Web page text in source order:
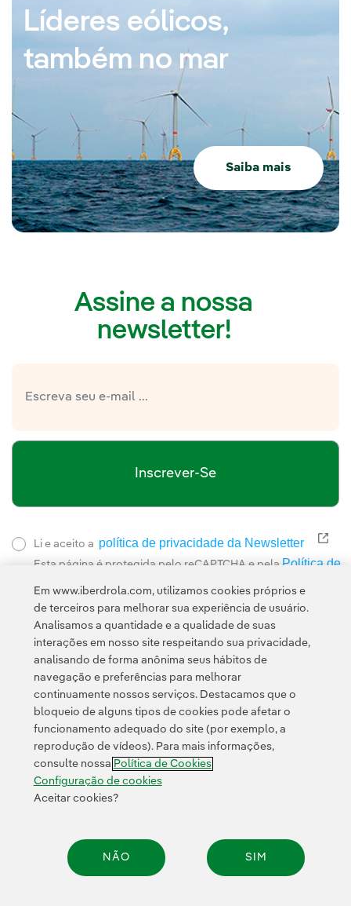
Líderes eólicos,
também no mar
Saiba mais
Assine a nossa
newsletter!
Inscrever-Se
Li e aceito a política de privacidade da Newsletter Link
Esta página é protegida pelo reCAPTCHA e pela Política de
e pela
Contato Clientes Política de Privacidade Informação legal
Transparência no uso da IA Política de cookies Configuração de cookies
Acessibilidade Canal de denúncias
© 2026 Iberdrola, S.A. Todos os direitos reservados.
Em www.iberdrola.com, utilizamos cookies próprios e
de terceiros para melhorar sua experiência de usuário.
Analisamos a quantidade e a qualidade de suas
interações em nosso site respeitando sua privacidade,
analisando de forma anônima seus hábitos de
navegação e preferências para melhorar
continuamente nossos serviços. Destacamos que o
bloqueio de alguns tipos de cookies pode afetar o
funcionamento adequado do site (por exemplo, a
reprodução de vídeos). Para mais informações,
consulte nossa Política de Cookies
Configuração de cookies
Aceitar cookies?
NÃO SIM